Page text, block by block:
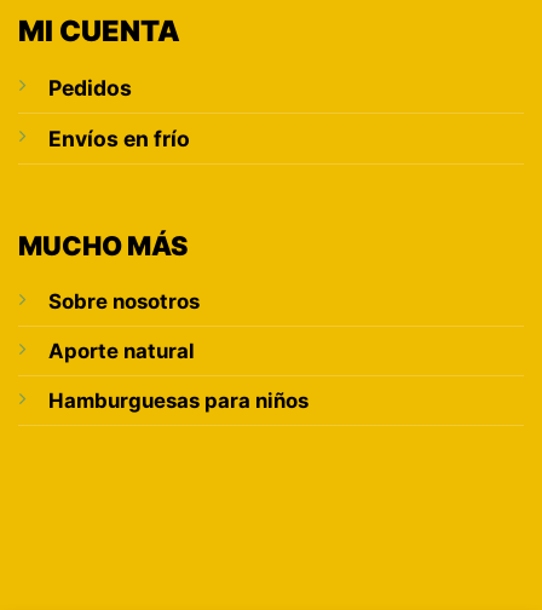
MI CUENTA
Pedidos
Envíos en frío
MUCHO MÁS
Sobre nosotros
Aporte natural
Hamburguesas para niños